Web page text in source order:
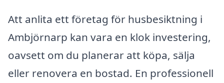
Att anlita ett företag för husbesiktning i
Ambjörnarp kan vara en klok investering,
oavsett om du planerar att köpa, sälja
eller renovera en bostad. En professionell